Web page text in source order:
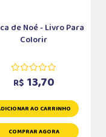
de Noé - Livro Para
Colorir
R$ 13,70
AO CARRINHO
COMPRAR AGORA